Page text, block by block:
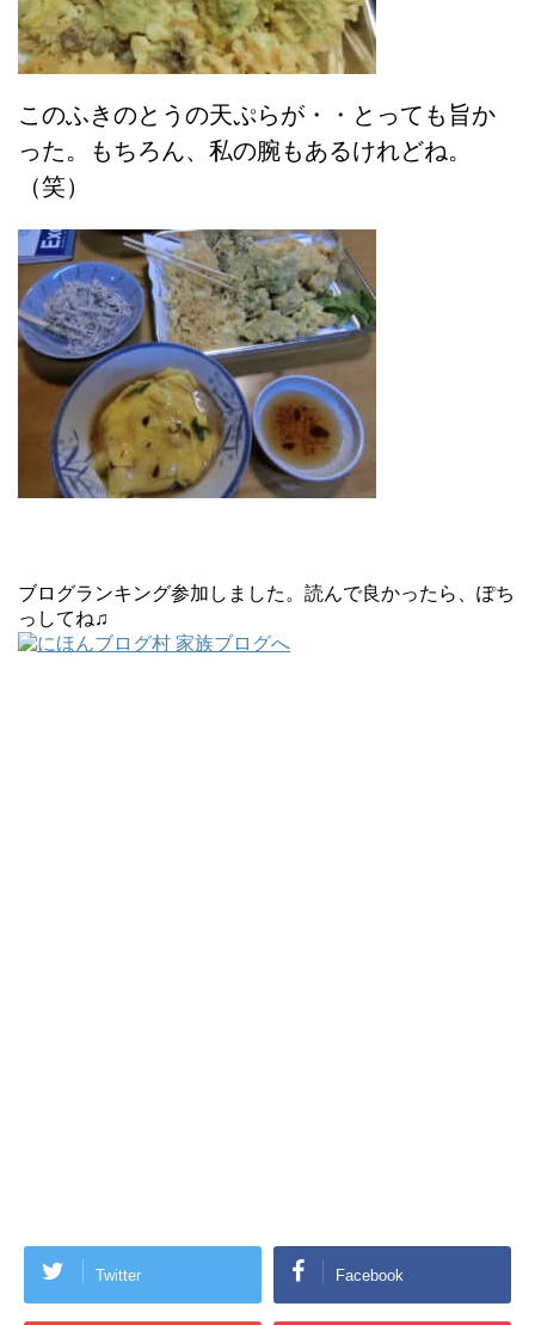
このふきのとうの天ぷらが・・とっても旨か
った。もちろん、私の腕もあるけれどね。
（笑）
ブログランキング参加しました。読んで良かったら、ぽち
っしてね♫
Twitter Facebook